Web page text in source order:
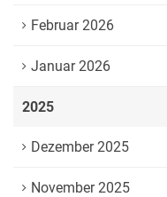
Februar 2026
Januar 2026
2025
Dezember 2025
November 2025